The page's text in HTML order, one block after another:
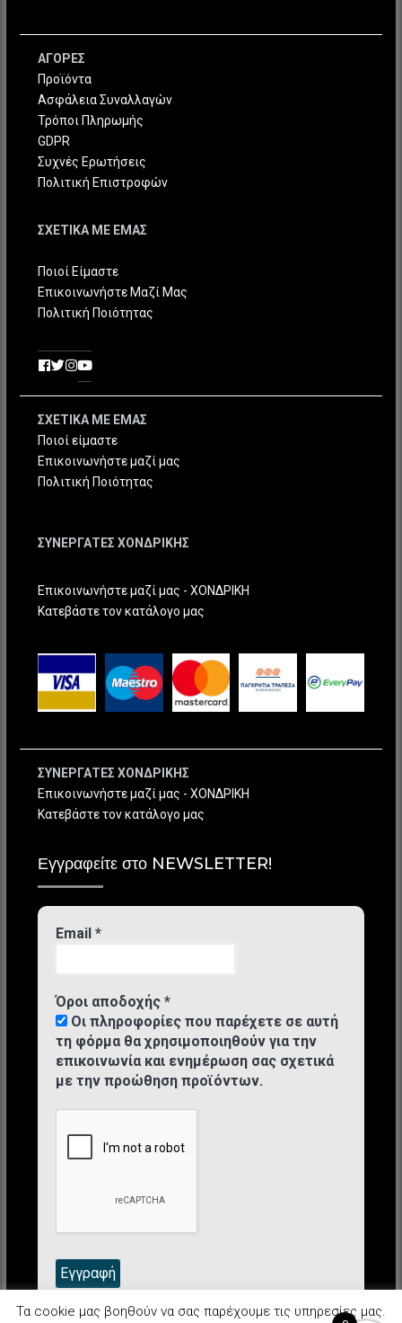
ΑΓΟΡΕΣ
Προϊόντα
Ασφάλεια Συναλλαγών
Τρόποι Πληρωμής
GDPR
Συχνές Ερωτήσεις
Πολιτική Επιστροφών
ΣΧΕΤΙΚΑ ΜΕ ΕΜΑΣ
Ποιοί Είμαστε
Επικοινωνήστε Μαζί Μας
Πολιτική Ποιότητας
ΣΧΕΤΙΚΑ ΜΕ ΕΜΑΣ
Ποιοί είμαστε
Επικοινωνήστε μαζί μας
Πολιτική Ποιότητας
ΣΥΝΕΡΓΑΤΕΣ ΧΟΝΔΡΙΚΗΣ
Επικοινωνήστε μαζί μας - ΧΟΝΔΡΙΚΗ
Κατεβάστε τον κατάλογο μας
ΣΥΝΕΡΓΑΤΕΣ ΧΟΝΔΡΙΚΗΣ
Επικοινωνήστε μαζί μας - ΧΟΝΔΡΙΚΗ
Κατεβάστε τον κατάλογο μας
Εγγραφείτε στο NEWSLETTER!
Email *
Όροι αποδοχής *
Οι πληροφορίες που παρέχετε σε αυτή
τη φόρμα θα χρησιμοποιηθούν για την
επικοινωνία και ενημέρωση σας σχετικά
με την προώθηση προϊόντων.
Τα cookie μας βοηθούν να σας παρέχουμε τις υπηρεσίες μας.